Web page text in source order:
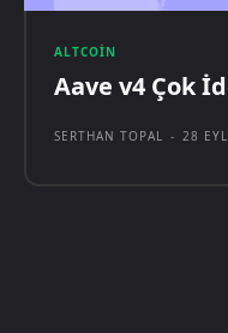
ALTCOIN
Aave v4 Çok
SERTHAN TOPAL - 28